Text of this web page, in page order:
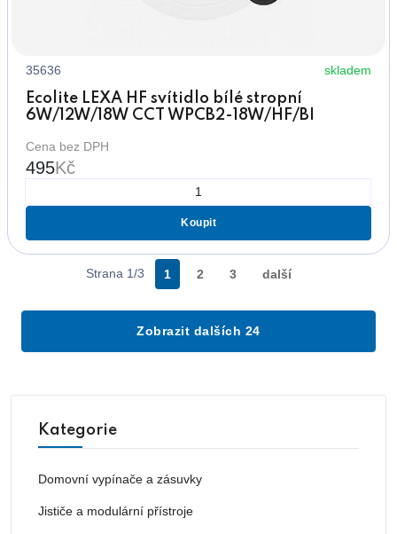
35636 skladem
Ecolite LEXA HF svítidlo bílé stropní
6W/12W/18W CCT WPCB2-18W/HF/BI
Cena bez DPH
495Kč
Koupit
Strana 1/3 1 2 3 další
Zobrazit dalších 24
Kategorie
Domovní vypínače a zásuvky
Jističe a modulární přístroje